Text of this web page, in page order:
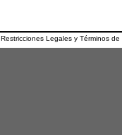
Restricciones Legales y Términos de